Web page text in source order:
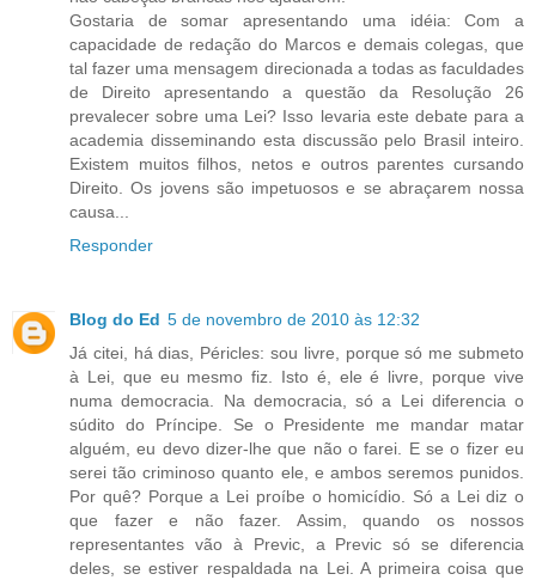
Gostaria de somar apresentando uma idéia: Com a
capacidade de redação do Marcos e demais colegas, que
tal fazer uma mensagem direcionada a todas as faculdades
de Direito apresentando a questão da Resolução 26
prevalecer sobre uma Lei? Isso levaria este debate para a
academia disseminando esta discussão pelo Brasil inteiro.
Existem muitos filhos, netos e outros parentes cursando
Direito. Os jovens são impetuosos e se abraçarem nossa
causa...
Responder
Blog do Ed 5 de novembro de 2010 às 12:32
Já citei, há dias, Péricles: sou livre, porque só me submeto
à Lei, que eu mesmo fiz. Isto é, ele é livre, porque vive
numa democracia. Na democracia, só a Lei diferencia o
súdito do Príncipe. Se o Presidente me mandar matar
alguém, eu devo dizer-lhe que não o farei. E se o fizer eu
serei tão criminoso quanto ele, e ambos seremos punidos.
Por quê? Porque a Lei proíbe o homicídio. Só a Lei diz o
que fazer e não fazer. Assim, quando os nossos
representantes vão à Previc, a Previc só se diferencia
deles, se estiver respaldada na Lei. A primeira coisa que